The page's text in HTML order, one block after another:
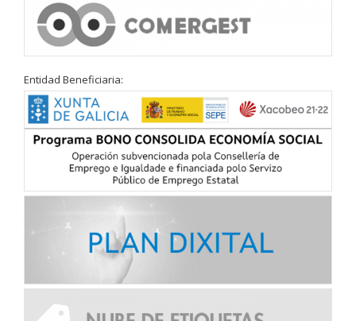
Entidad Beneficiaria: